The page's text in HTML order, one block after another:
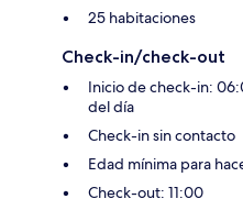
25 habitaciones
Check-in/check-out
Inicio de check-in:
del día
Check-in sin contacto
Edad mínima para
Check-out: 11:00